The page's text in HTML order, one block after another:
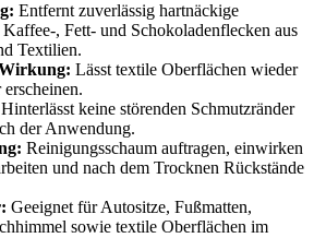
Entfernt zuverlässig hartnäckige
, Fett- und Schokoladenflecken aus
Textilien.
Lässt textile Oberflächen wieder
Hinterlässt keine störenden Schmutzränder
der Anwendung.
Reinigungsschaum auftragen, einwirken
und nach dem Trocknen Rückstände
Geeignet für Autositze, Fußmatten,
sowie textile Oberflächen im